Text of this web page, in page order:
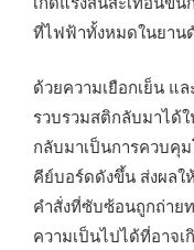
ที่ไฟฟ้าทั้งหมดในยาน
ด้วยความเยือกเย็น แ
รวบรวมสติกลับมาได้
กลับมาเป็นการควบคุ
คีย์บอร์ดดังขึ้น ส่งผลใ
คำสั่งที่ซับซ้อนถูกถ่าย
ความเป็นไปได้ที่อาจ